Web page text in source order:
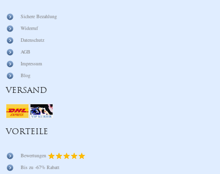
Sichere Bezahlung
Widerruf
Datenschutz
AGB
Impressum
Blog
VERSAND
VORTEILE
Bewertungen
Bis zu -67% Rabatt